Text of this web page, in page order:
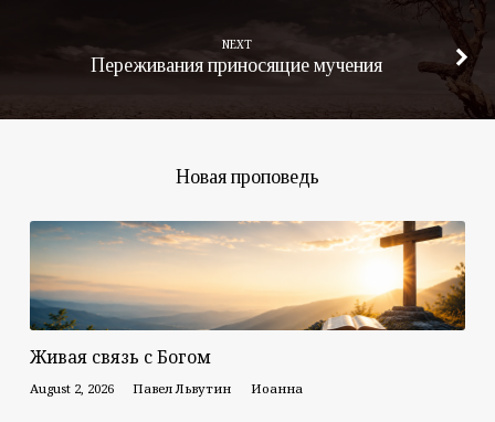
NEXT
Переживания приносящие мучения
Новая проповедь
Живая связь с Богом
August 2, 2026 Павел Львутин Иоанна